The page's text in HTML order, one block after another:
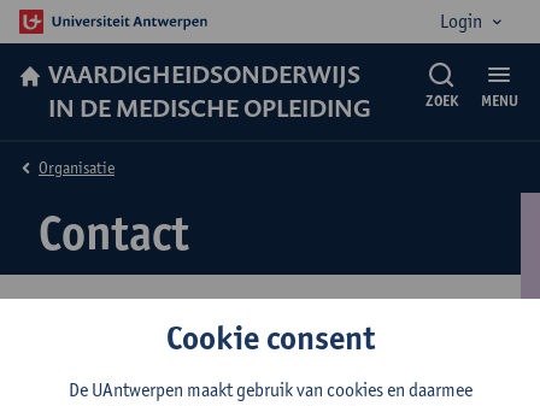
Login
VAARDIGHEIDSONDERWIJS
IN DE MEDISCHE OPLEIDING
MENU
ZOEK
Contact
Organisatie
Cookie consent
De UAntwerpen maakt gebruik van cookies en daarmee